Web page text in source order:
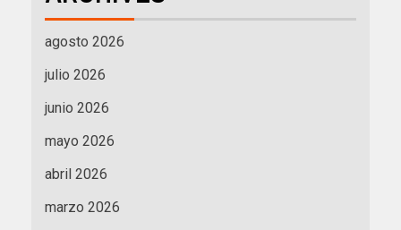
agosto 2026
julio 2026
junio 2026
mayo 2026
abril 2026
marzo 2026